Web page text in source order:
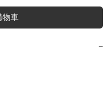
物車
−